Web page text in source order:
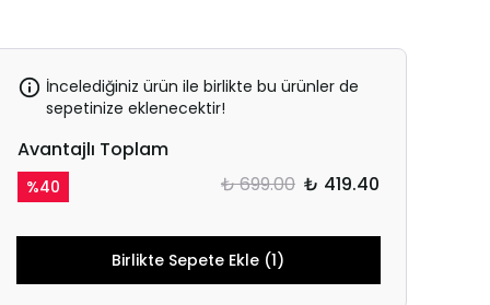
İncelediğiniz ürün ile birlikte bu ürünler de
sepetinize eklenecektir!
Avantajlı Toplam
%40 ₺ 699.00 ₺ 419.40
Birlikte Sepete Ekle (1)